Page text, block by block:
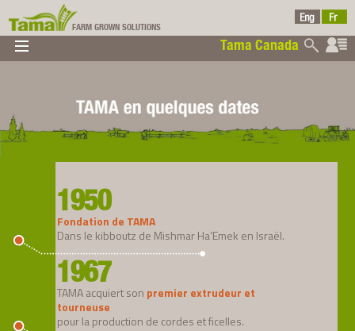
Ltd
FARM GROWN SOLUTIONS
Tama Canada
▼
▼
▼
1950
Fondation de TAMA
Dans le kibboutz de Mishmar Ha’Emek en Israël.
1967
TAMA acquiert son premier extrudeur et
tourneuse
pour la production de cordes et ficelles.